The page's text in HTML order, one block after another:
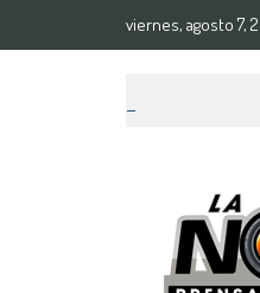
viernes, agosto 7,